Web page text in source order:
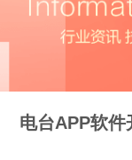
电台APP软